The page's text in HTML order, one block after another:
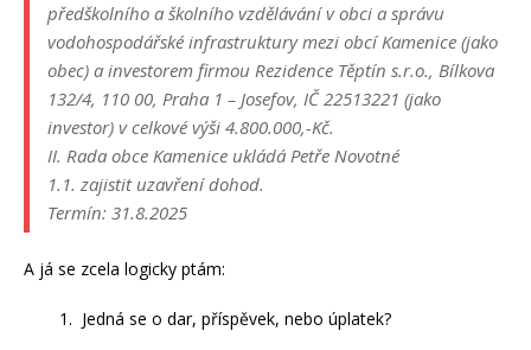
předškolního a školního vzdělávání v obci a správu
vodohospodářské infrastruktury mezi obcí Kamenice (jako
obec) a investorem firmou Rezidence Těptín s.r.o., Bílkova
132/4, 110 00, Praha 1 – Josefov, IČ 22513221 (jako
investor) v celkové výši 4.800.000,-Kč.
II. Rada obce Kamenice ukládá Petře Novotné
1.1. zajistit uzavření dohod.
Termín: 31.8.2025
A já se zcela logicky ptám:
Jedná se o dar, příspěvek, nebo úplatek?